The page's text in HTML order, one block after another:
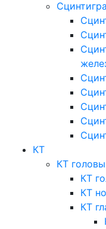
КТ
КТ головы
КТ
КТ
КТ